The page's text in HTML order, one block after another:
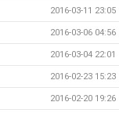
2016-03-11 23:05
2016-03-06 04:56
2016-03-04 22:01
2016-02-23 15:23
2016-02-20 19:26